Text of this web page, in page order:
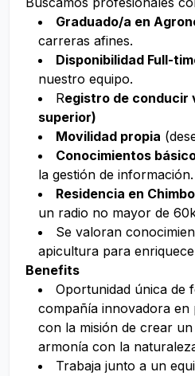
Graduado/a en
carreras afines.
Disponibilidad Full-
nuestro equipo.
Registro de conducir
superior)
Movilidad propia
Conocimientos
la gestión de información.
Residencia en
un radio no mayor de
Se valoran
apicultura para
Benefits
Oportunidad única de
compañía innovadora en
con la misión de crear
armonía con la
Trabaja junto a un